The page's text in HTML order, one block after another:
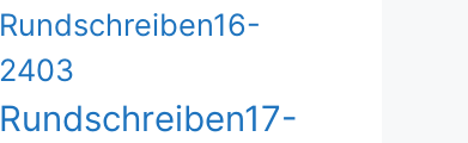
Rundschreiben16-
2403
Rundschreiben17-